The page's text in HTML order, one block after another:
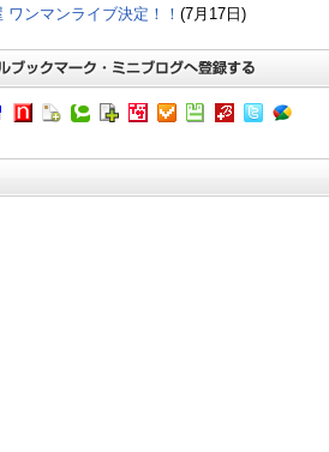
ワンマンライブ決定！！ (7月17日)